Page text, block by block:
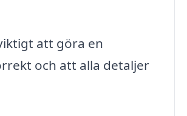
att göra en
och att alla detaljer